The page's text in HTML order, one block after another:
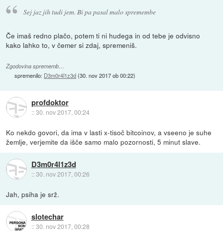
Sej jaz jih tudi jem. Bi pa pasal malo spremembe
Če imaš redno plačo, potem ti ni hudega in od tebe je odvisno
kako lahko to, v čemer si zdaj, spremeniš.
Zgodovina sprememb…
spremenilo: D3m0r4l1z3d(30. nov 2017 ob 00:22)
profdoktor
::30. nov 2017, 00:24
Ko nekdo govori, da ima v lasti x-tisoč bitcoinov, a vseeno je suhe
žemlje, verjemite da išče samo malo pozornosti, 5 minut slave.
D3m0r4l1z3d
::30. nov 2017, 00:26
Jah, psiha je srž.
slotechar
::30. nov 2017, 00:28